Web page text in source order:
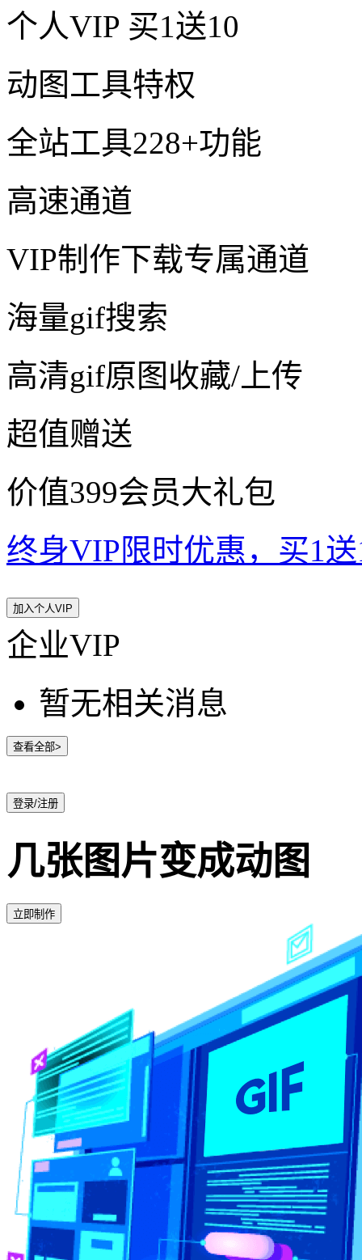
个人VIP 买1送10
动图工具特权
全站工具228+功能
高速通道
VIP制作下载专属通道
海量gif搜索
高清gif原图收藏/上传
超值赠送
价值399会员大礼包
终身VIP限时优惠，买1
加入个人VIP
企业VIP
暂无相关消息
查看全部>
登录/注册
几张图片变成动图
立即制作